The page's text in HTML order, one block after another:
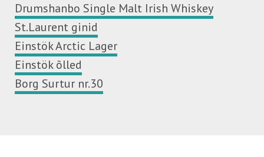
Drumshanbo Single Malt Irish Whiskey
St.Laurent ginid
Einstök Arctic Lager
Einstök õlled
Borg Surtur nr.30